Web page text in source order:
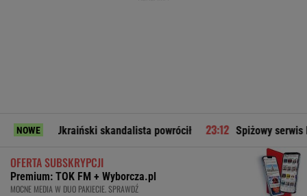
NOWE skandalista powrócił Spiżowy serwis Huberta
OFERTA SUBSKRYPCJI
Premium: TOK FM + Wyborcza.pl
MOCNE MEDIA W DUO PAKIECIE. SPRAWDŹ